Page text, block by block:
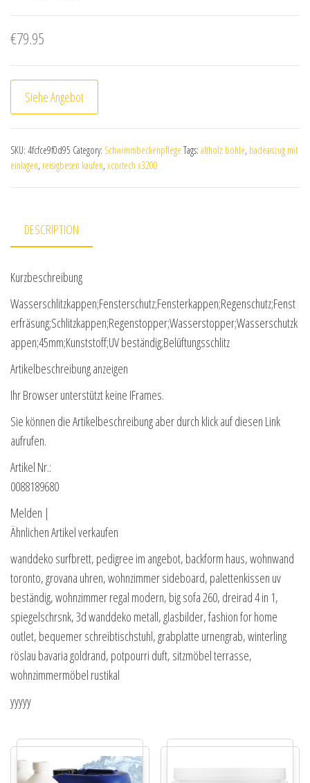
€79.95
Siehe Angebot
SKU: 4fcfce9f0d95 Category: Schwimmbeckenpflege Tags: altholz bohle, badeanzug mit
einlagen, reisigbesen kaufen, xcortech x3200
DESCRIPTION
Kurzbeschreibung
Wasserschlitzkappen;Fensterschutz;Fensterkappen;Regenschutz;Fenst
erfräsung;Schlitzkappen;Regenstopper;Wasserstopper;Wasserschutzk
appen;45mm;Kunststoff;UV beständig;Belüftungsschlitz
Artikelbeschreibung anzeigen
Ihr Browser unterstützt keine IFrames.
Sie können die Artikelbeschreibung aber durch klick auf diesen Link
aufrufen.
Artikel Nr.:
0088189680
Melden |
Ähnlichen Artikel verkaufen
wanddeko surfbrett, pedigree im angebot, backform haus, wohnwand
toronto, grovana uhren, wohnzimmer sideboard, palettenkissen uv
beständig, wohnzimmer regal modern, big sofa 260, dreirad 4 in 1,
spiegelschrsnk, 3d wanddeko metall, glasbilder, fashion for home
outlet, bequemer schreibtischstuhl, grabplatte urnengrab, winterling
röslau bavaria goldrand, potpourri duft, sitzmöbel terrasse,
wohnzimmermöbel rustikal
yyyyy